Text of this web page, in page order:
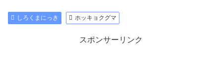
しろくまにっき ホッキョクグマ
スポンサーリンク